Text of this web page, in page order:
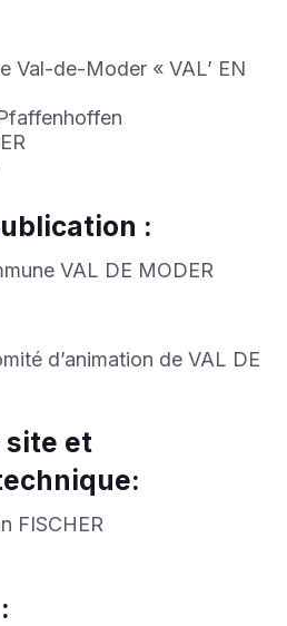
Val-de-Moder « VAL’ EN
:
VAL DE MODER
d’animation de VAL DE
site et
FISCHER